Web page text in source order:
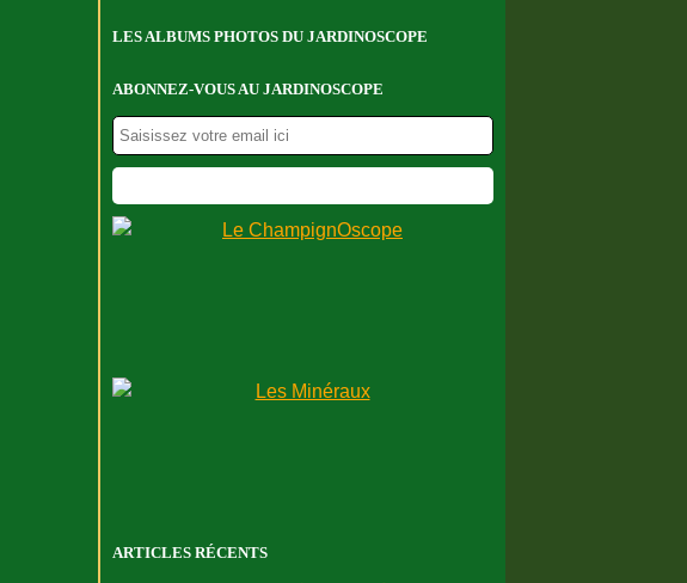
LES ALBUMS PHOTOS DU JARDINOSCOPE
ABONNEZ-VOUS AU JARDINOSCOPE
ARTICLES RÉCENTS